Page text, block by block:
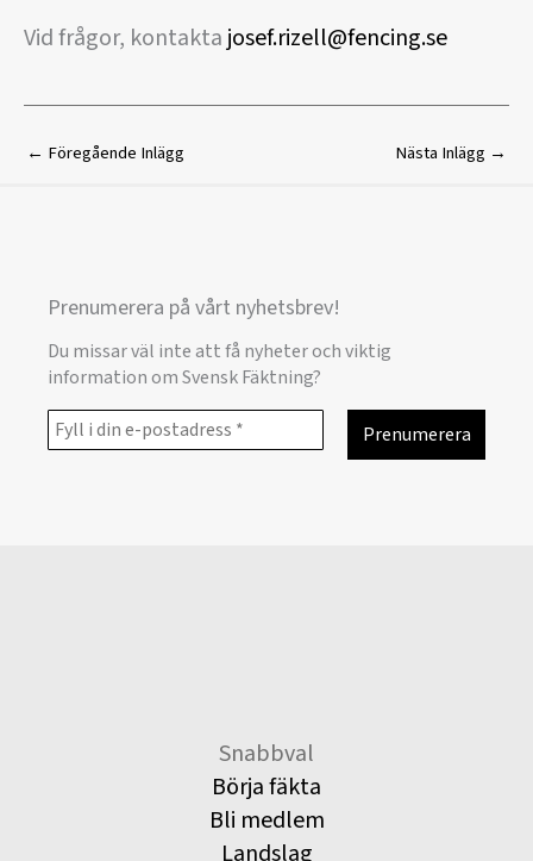
Vid frågor, kontakta josef.rizell@fencing.se
← Föregående Inlägg Nästa Inlägg →
Prenumerera på vårt nyhetsbrev!
Du missar väl inte att få nyheter och viktig
information om Svensk Fäktning?
Snabbval
Börja fäkta
Bli medlem
Landslag